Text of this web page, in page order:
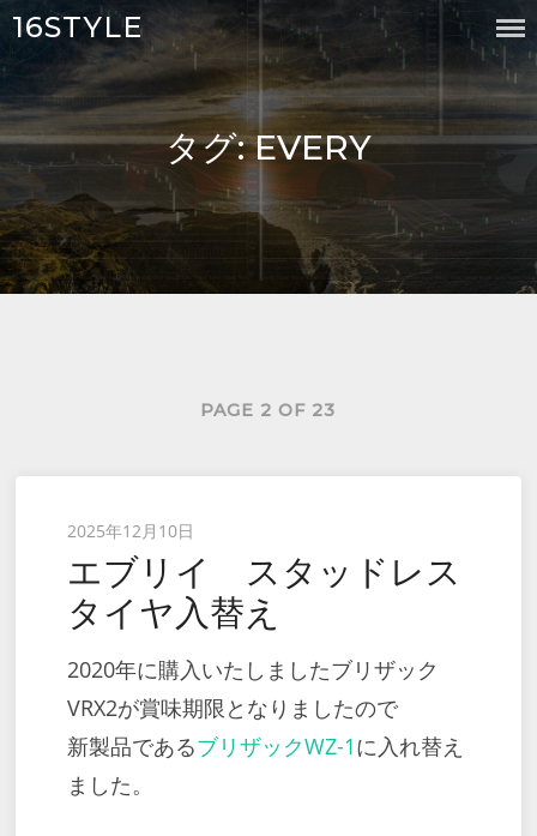
Skip
content
16STYLE
タグ:EVERY
PAGE 2 OF 23
Posted
on
2025年12月10日
エブリイ スタッドレス
タイヤ入替え
2020年に購入いたしましたブリザック
VRX2が賞味期限となりましたので
新製品であるブリザックWZ-1に入れ替え
ました。